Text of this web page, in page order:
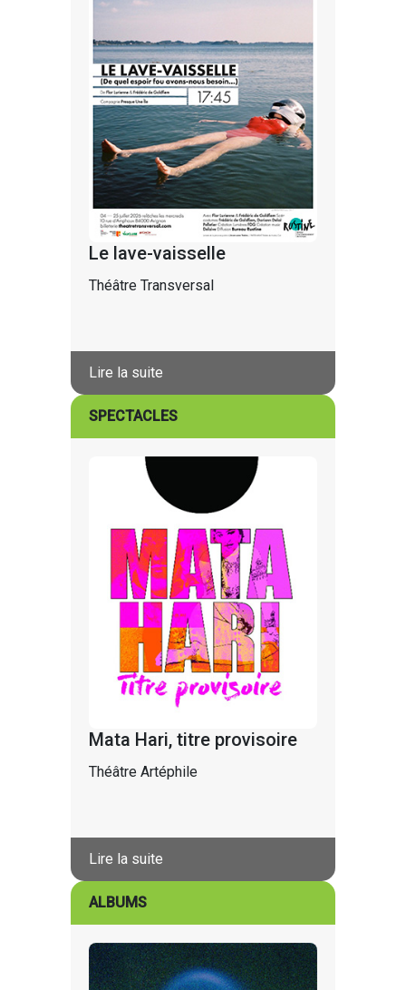
Le lave-vaisselle
Théâtre Transversal
Lire la suite
SPECTACLES
Mata Hari, titre provisoire
Théâtre Artéphile
Lire la suite
ALBUMS